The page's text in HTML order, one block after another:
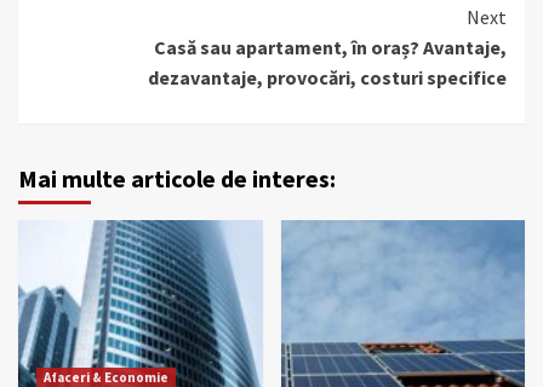
Next
Casă sau apartament, în oraș? Avantaje,
dezavantaje, provocări, costuri specifice
Mai multe articole de interes:
Afaceri & Economie